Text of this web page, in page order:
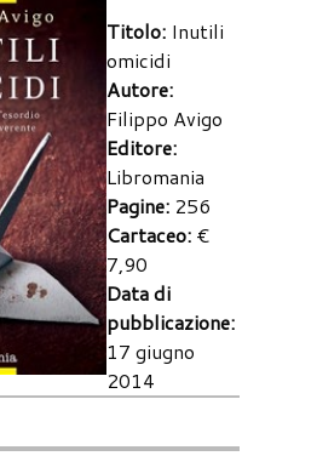
Titolo: Inutili
omicidi
Autore:
Filippo Avigo
Editore:
Libromania
Pagine: 256
Cartaceo: €
7,90
Data di
pubblicazione:
17 giugno
2014